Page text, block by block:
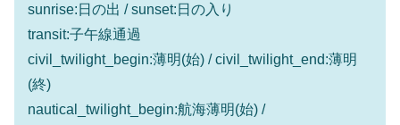
sunrise:日の出 / sunset:日の入り
transit:子午線通過
civil_twilight_begin:薄明(始) / civil_twilight_end:薄明
(終)
nautical_twilight_begin:航海薄明(始) /